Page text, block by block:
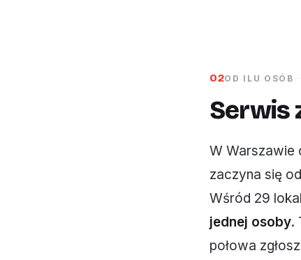
02OD ILU OSÓB
Serwis
W Warszawie
zaczyna się
Wśród 29
jednej osoby.
połowa